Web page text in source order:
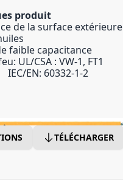
produit
de la surface extérieure
faible capacitance
UL/CSA : VW-1, FT1
60332-1-2
TÉLÉCHARGER